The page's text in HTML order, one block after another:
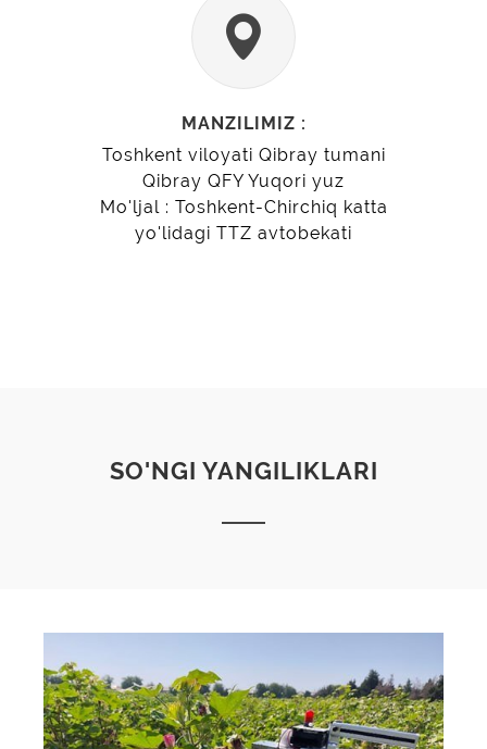
MANZILIMIZ :
Toshkent viloyati Qibray tumani
Qibray QFY Yuqori yuz
Mo'ljal : Toshkent-Chirchiq katta
yo'lidagi TTZ avtobekati
SO'NGI YANGILIKLARI